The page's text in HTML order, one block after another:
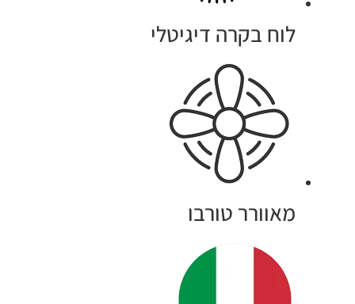
לוח בקרה דיגיטלי
מאוורר טורבו